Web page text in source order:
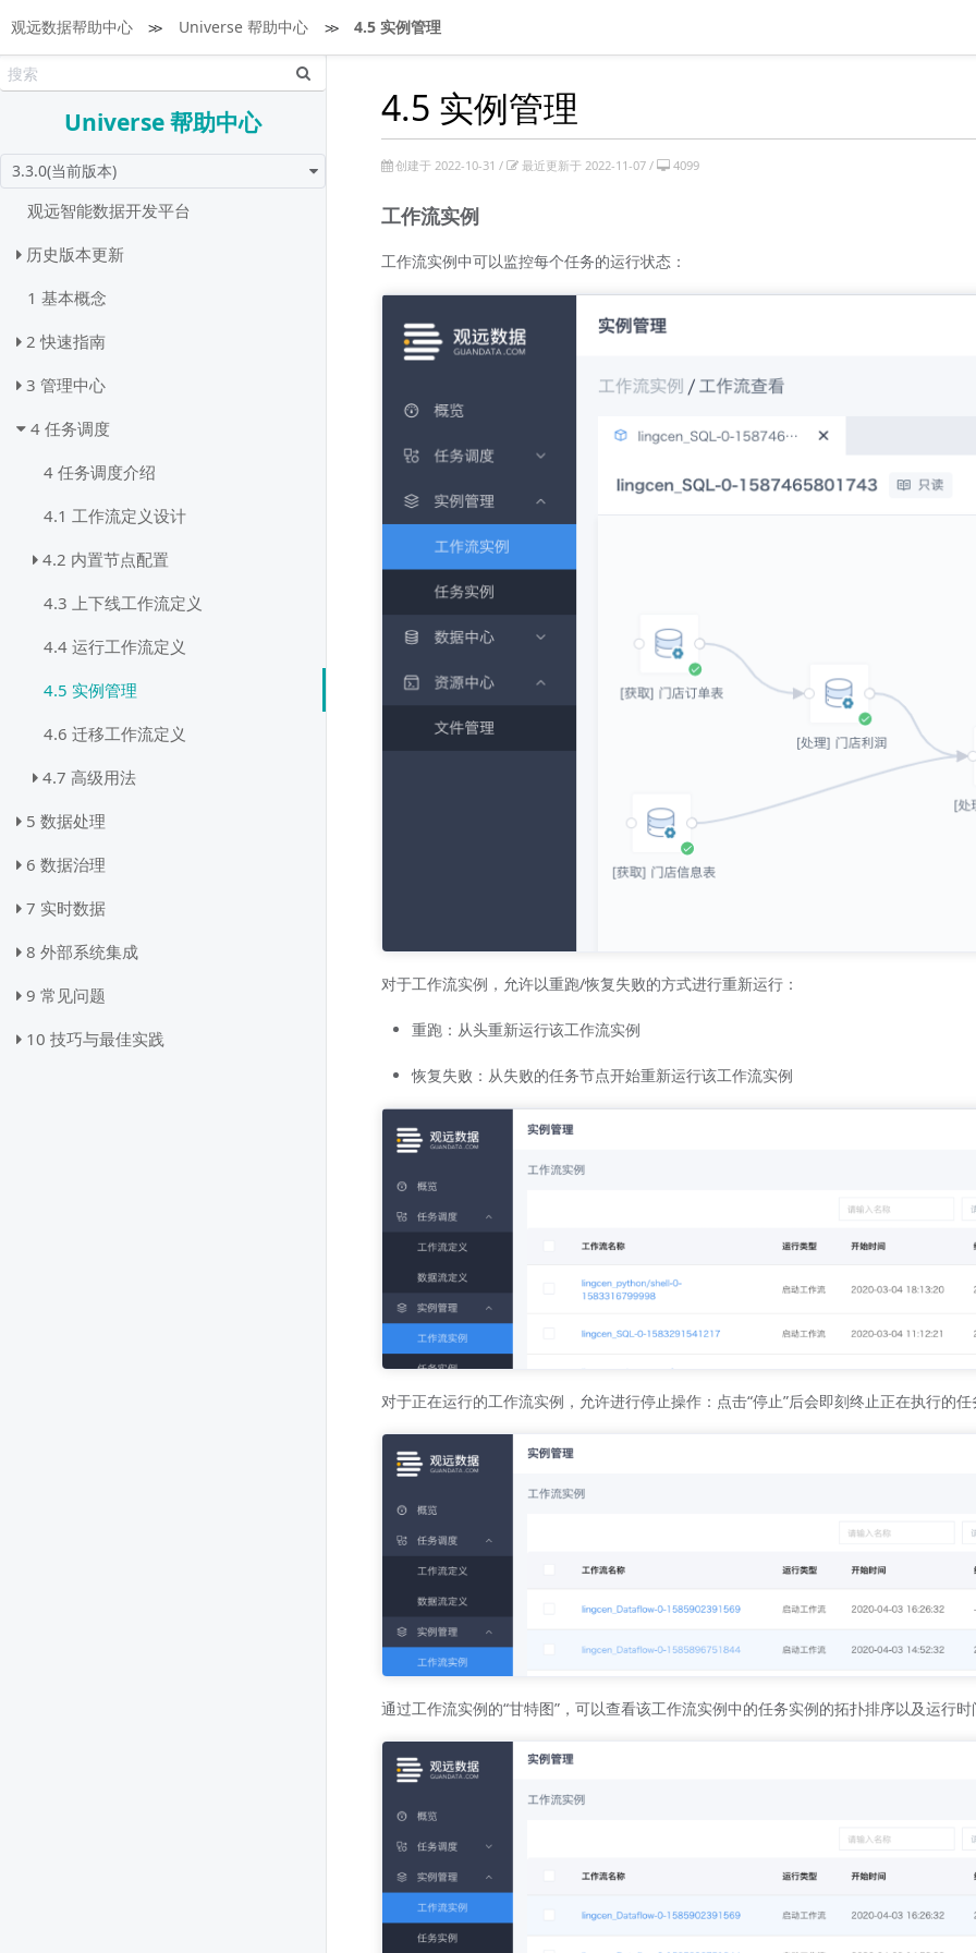
观远数据帮助中心 ≫ Universe 帮助中心 ≫ 4.5 实例管理
Universe 帮助中心
3.3.0(当前版本)
观远智能数据开发平台
历史版本更新
1 基本概念
2 快速指南
3 管理中心
4 任务调度
4 任务调度介绍
4.1 工作流定义设计
4.2 内置节点配置
4.3 上下线工作流定义
4.4 运行工作流定义
4.5 实例管理
4.6 迁移工作流定义
4.7 高级用法
5 数据处理
6 数据治理
7 实时数据
8 外部系统集成
9 常见问题
10 技巧与最佳实践
4.5 实例管理
创建于 2022-10-31 / 最近更新于 2022-11-07 / 4099
工作流实例
工作流实例中可以监控每个任务的运行状态：
对于工作流实例，允许以重跑/恢复失败的方式进行重新运行：
重跑：从头重新运行该工作流实例
恢复失败：从失败的任务节点开始重新运行该工作流实例
对于正在运行的工作流实例，允许进行停止操作：点击“停止”后会即刻终止正在执行的任
通过工作流实例的“甘特图”，可以查看该工作流实例中的任务实例的拓扑排序以及运行